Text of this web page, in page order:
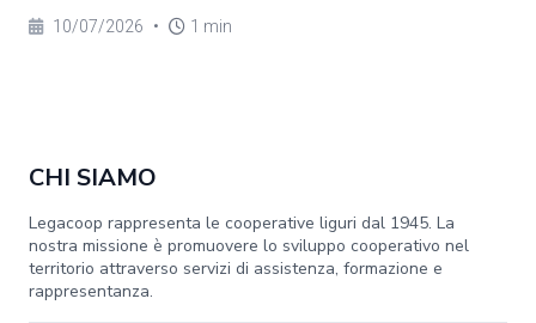
10/07/2026 • 1 min
CHI SIAMO
Legacoop rappresenta le cooperative liguri dal 1945. La
nostra missione è promuovere lo sviluppo cooperativo nel
territorio attraverso servizi di assistenza, formazione e
rappresentanza.